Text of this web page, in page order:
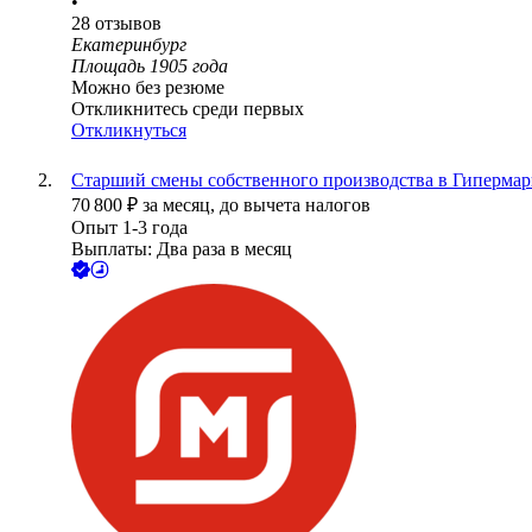
28 отзывов
Екатеринбург
Площадь 1905 года
Можно без резюме
Откликнитесь среди первых
Откликнуться
Старший смены собственного производства в
70 800 ₽ за месяц, до вычета налогов
Опыт 1-3 года
Выплаты: Два раза в месяц